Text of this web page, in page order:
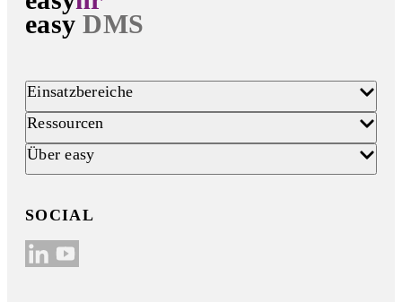
easy DMS
Einsatzbereiche
Ressourcen
Über easy
SOCIAL